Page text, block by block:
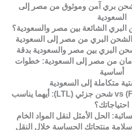
شحن بري آمن وموثوق من مصر إلى
السعودية
الشائعة بين مصر والسعودية؟
البري من مصر إلى السعودية
البري بين مصر والسعودية بدقة
من مصر إلى السعودية: خطوات
أساسية
متكاملة إلى السعودية
شحن حمولات كاملة (FTL) vs شحن جزئي (LTL): أيهما يناسب
احتياجاتك؟
الحل الأمثل لنقل المواد الخام
منتجاتك الحساسة خلال النقل